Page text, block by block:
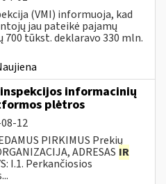
(VMI) informuoja, kad
jau pateikė pajamų
700 tūkst. deklaravo 330 mln.
inspekcijos informacinių
plėtros
12
PIRKIMUS Prekių
ADRESAS IR
I.1. Perkančiosios